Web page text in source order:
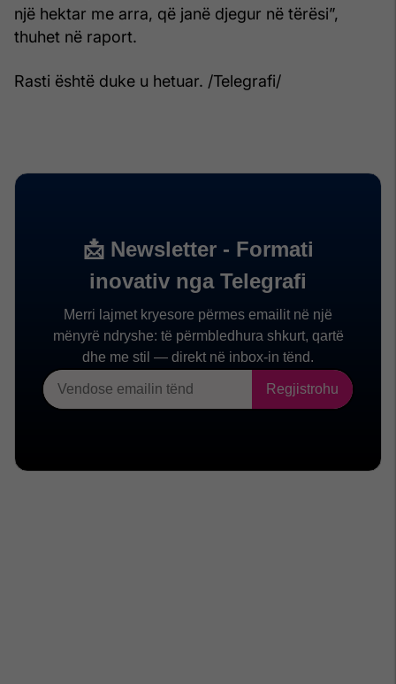
një hektar me arra, që janë djegur në tërësi”,
thuhet në raport.
Rasti është duke u hetuar. /Telegrafi/